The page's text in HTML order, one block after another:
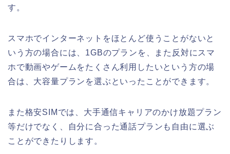
す。
スマホでインターネットをほとんど使うことがないと
いう方の場合には、1GBのプランを、また 反対にスマ
ホで動画やゲームをたくさん利用したいという方の場
合は、大容量プランを選ぶといったことができます。
また格安SIM では、大手通信キャリアのかけ放題プラン
等だけでなく、自分に合った通話プランも自由に選ぶ
ことができたりします。